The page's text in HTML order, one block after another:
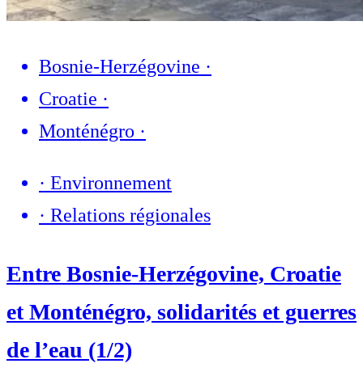
Bosnie-Herzégovine ·
Croatie ·
Monténégro ·
· Environnement
· Relations régionales
Entre Bosnie-Herzégovine, Croatie
et Monténégro, solidarités et guerres
de l’eau (1/2)